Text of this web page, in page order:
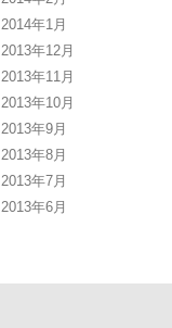
2014年1月
2013年12月
2013年11月
2013年10月
2013年9月
2013年8月
2013年7月
2013年6月